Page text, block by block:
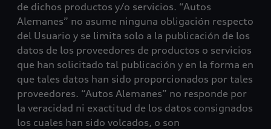
de dichos productos y/o servicios. “Autos
Alemanes” no asume ninguna obligación respecto
del Usuario y se limita solo a la publicación de los
datos de los proveedores de productos o servicios
que han solicitado tal publicación y en la forma en
que tales datos han sido proporcionados por tales
proveedores. “Autos Alemanes” no responde por
la veracidad ni exactitud de los datos consignados
los cuales han sido volcados, o son